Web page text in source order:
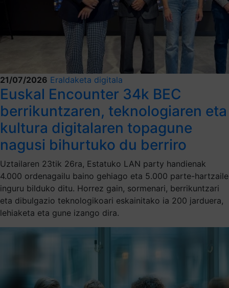
21/07/2026 Eraldaketa digitala
Euskal Encounter 34k BEC
berrikuntzaren, teknologiaren eta
kultura digitalaren topagune
nagusi bihurtuko du berriro
Uztailaren 23tik 26ra, Estatuko LAN party handienak
4.000 ordenagailu baino gehiago eta 5.000 parte-hartzaile
inguru bilduko ditu. Horrez gain, sormenari, berrikuntzari
eta dibulgazio teknologikoari eskainitako ia 200 jarduera,
lehiaketa eta gune izango dira.